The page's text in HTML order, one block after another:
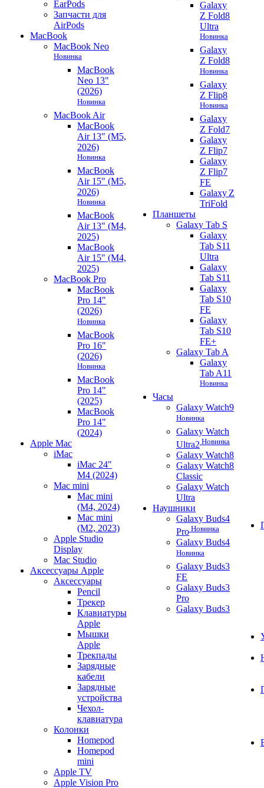
EarPods
Запчасти для
AirPods
MacBook
MacBook Neo
Новинка
MacBook
Neo 13"
(2026)
Новинка
MacBook Air
MacBook
Air 13" (M5,
2026)
Новинка
MacBook
Air 15" (M5,
2026)
Новинка
MacBook
Air 13" (M4,
2025)
MacBook
Air 15" (M4,
2025)
MacBook Pro
MacBook
Pro 14"
(2026)
Новинка
MacBook
Pro 16"
(2026)
Новинка
MacBook
Pro 14"
(2025)
MacBook
Pro 14"
(2024)
Apple Mac
iMac
iMac 24"
M4 (2024)
Mac mini
Mac mini
(M4, 2024)
Mac mini
(M2, 2023)
Apple Studio
Display
Mac Studio
Аксессуары Apple
Аксессуары
Pencil
Трекер
Клавиатуры
Apple
Мышки
Apple
Трекпады
Зарядные
кабели
Зарядные
устройства
Чехол-
клавиатура
Колонки
Homepod
Homepod
mini
Apple TV
Apple Vision Pro
Galaxy
Z Fold8
Ultra
Новинка
Galaxy
Z Fold8
Новинка
Galaxy
Z Flip8
Новинка
Galaxy
Z Fold7
Galaxy
Z Flip7
Galaxy
Z Flip7
FE
Galaxy Z
TriFold
Планшеты
Galaxy Tab S
Galaxy
Tab S11
Ultra
Galaxy
Tab S11
Galaxy
Tab S10
FE
Galaxy
Tab S10
FE+
Galaxy Tab A
Galaxy
Tab A11
Новинка
Часы
Galaxy Watch9
Новинка
Galaxy Watch
Ultra2 Новинка
Galaxy Watch8
Galaxy Watch8
Classic
Galaxy Watch
Ultra
Наушники
Galaxy Buds4
Pro Новинка
Galaxy Buds4
Новинка
Galaxy Buds3
FE
Galaxy Buds3
Pro
Galaxy Buds3